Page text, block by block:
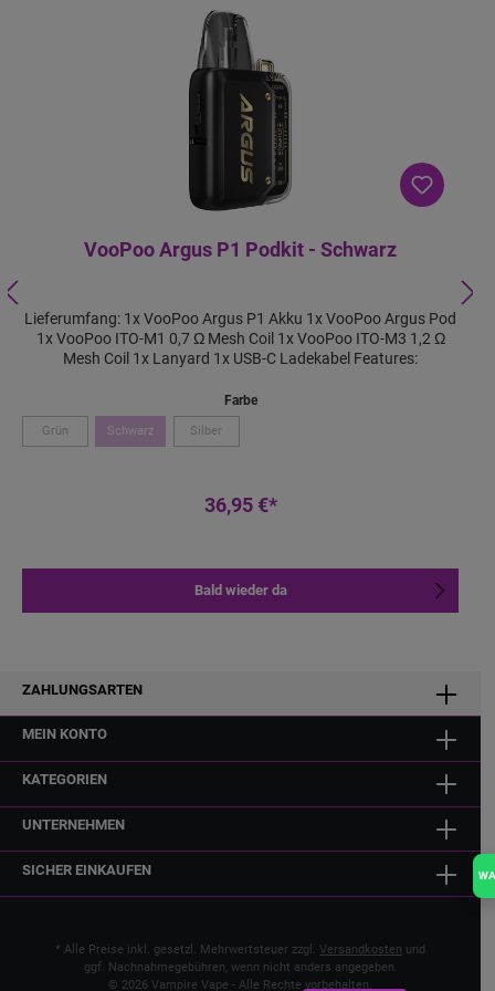
VooPoo Argus P1 Podkit - Schwarz
Lieferumfang: 1x VooPoo Argus P1 Akku 1x VooPoo Argus Pod
1x VooPoo ITO-M1 0,7 Ω Mesh Coil 1x VooPoo ITO-M3 1,2 Ω
Mesh Coil 1x Lanyard 1x USB-C Ladekabel Features:
Farbe
Grün Schwarz Silber
36,95 €*
Bald wieder da
ZAHLUNGSARTEN
MEIN KONTO
KATEGORIEN
UNTERNEHMEN
SICHER EINKAUFEN
* Alle Preise inkl. gesetzl. Mehrwertsteuer zzgl. Versandkosten und
ggf. Nachnahmegebühren, wenn nicht anders angegeben.
© 2026 Vampire Vape - Alle Rechte vorbehalten.
WA